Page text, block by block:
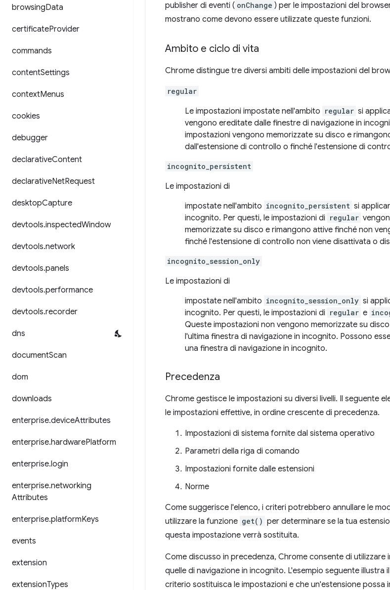
browsingData
certificateProvider
commands
contentSettings
contextMenus
cookies
debugger
declarativeContent
declarativeNetRequest
desktopCapture
devtools.inspectedWindow
devtools.network
devtools.panels
devtools.performance
devtools.recorder
dns
documentScan
dom
downloads
enterprise.deviceAttributes
enterprise.hardwarePlatform
enterprise.login
enterprise.networking
Attributes
enterprise.platformKeys
events
extension
extensionTypes
publisher di eventi ( onChange ) per le impostazioni del
mostrano come devono essere utilizzate queste funzioni.
Ambito e ciclo di vita
Chrome distingue tre diversi ambiti delle impostazioni del
regular
Le impostazioni impostate nell'ambito regular si
vengono ereditate dalle finestre di navigazione in
impostazioni vengono memorizzate su disco e
dall'estensione di controllo o finché l'estensione di
incognito_persistent
Le impostazioni di
impostate nell'ambito incognito_persistent si
incognito. Per questi, le impostazioni di regular
memorizzate su disco e rimangono attive finché non
finché l'estensione di controllo non viene disattivata o
incognito_session_only
Le impostazioni di
impostate nell'ambito incognito_session_only si
incognito. Per questi, le impostazioni di regular e
Queste impostazioni non vengono memorizzate su
l'ultima finestra di navigazione in incognito. Possono
una finestra di navigazione in incognito.
Precedenza
Chrome gestisce le impostazioni su diversi livelli. Il seguente
le impostazioni effettive, in ordine crescente di precedenza.
Impostazioni di sistema fornite dal sistema operativo
Parametri della riga di comando
Impostazioni fornite dalle estensioni
Norme
Come suggerisce l'elenco, i criteri potrebbero annullare le
utilizzare la funzione get() per determinare se la tua
questa impostazione verrà sostituita.
Come discusso in precedenza, Chrome consente di
quelle di navigazione in incognito. L'esempio seguente
criterio sostituisca le impostazioni e che un'estensione possa